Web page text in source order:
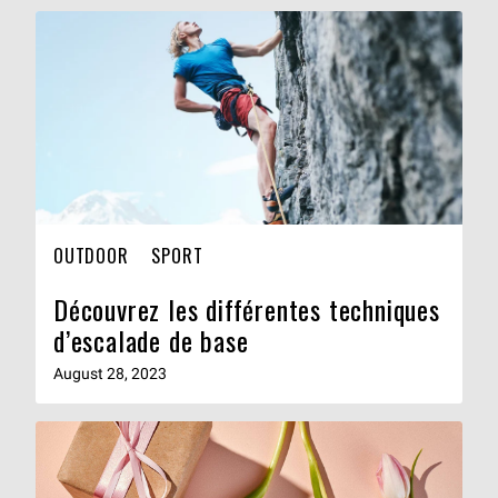
OUTDOOR SPORT
Découvrez les différentes techniques
d’escalade de base
August 28, 2023